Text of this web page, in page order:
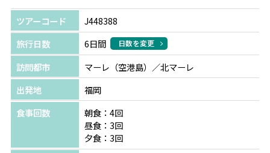
・15分のアタマと肩のマッサージを追加！
※12ヶ月以内に入籍された方と滞在中に入籍日を迎えるシ
ルバー/ゴールド結婚記念日の方が対象となり、チェック
インの際に証明書の提示が必要です。
※ご予約時に必ずハネムーンの旨をご申告ください(ご予
約後の申し出は不可)。
※全て滞在中1回のご提供となります。
ツアーコード
J448388
旅行日数
6日間 日数を変更
訪問都市
マーレ（空港島）／北マーレ
出発地
福岡
食事回数
朝食：4回
昼食：3回
夕食：3回